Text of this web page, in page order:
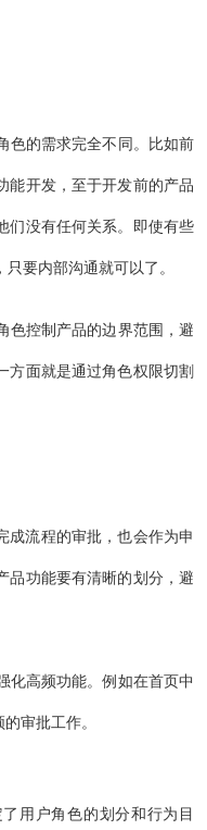
色的需求完全不同。比如前
能开发，至于开发前的产品
们没有任何关系。即使有些
要内部沟通就可以了。
色控制产品的边界范围，避
方面就是通过角色权限切割
成流程的审批，也会作为申
品功能要有清晰的划分，避
化高频功能。例如在首页中
审批工作。
用户角色的划分和行为目